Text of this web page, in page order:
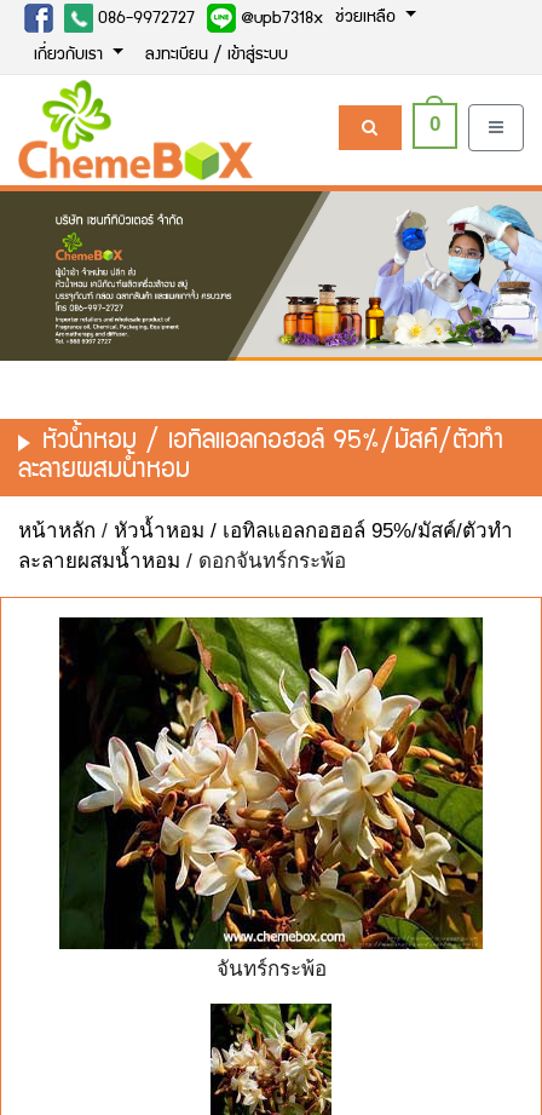
086-9972727 @upb7318x ช่วยเหลือ
เกี่ยวกับเรา ลงทะเบียน / เข้าสู่ระบบ
0
หัวน้ำหอม / เอทิลแอลกอฮอล์ 95%/มัสค์/ตัวทำ
ละลายผสมน้ำหอม
หน้าหลัก / หัวน้ำหอม / เอทิลแอลกอฮอล์ 95%/มัสค์/ตัวทำ
ละลายผสมน้ำหอม / ดอกจันทร์กระพ้อ
จันทร์กระพ้อ